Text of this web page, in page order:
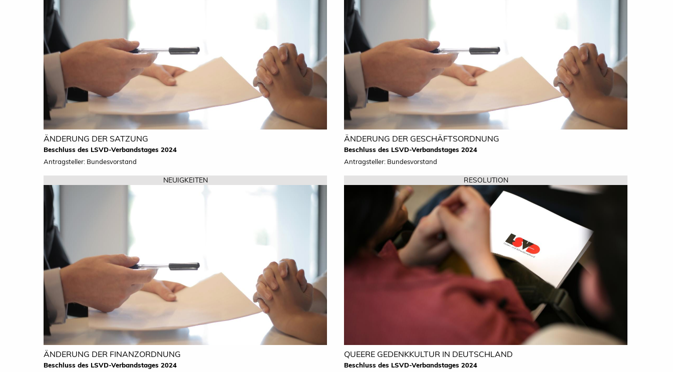
ÄNDERUNG DER SATZUNG
Beschluss des LSVD-Verbandstages 2024
Antragsteller: Bundesvorstand
ÄNDERUNG DER GESCHÄFTSORDNUNG
Beschluss des LSVD-Verbandstages 2024
Antragsteller: Bundesvorstand
NEUIGKEITEN
ÄNDERUNG DER FINANZORDNUNG
Beschluss des LSVD-Verbandstages 2024
RESOLUTION
QUEERE GEDENKKULTUR IN DEUTSCHLAND
Beschluss des LSVD-Verbandstages 2024